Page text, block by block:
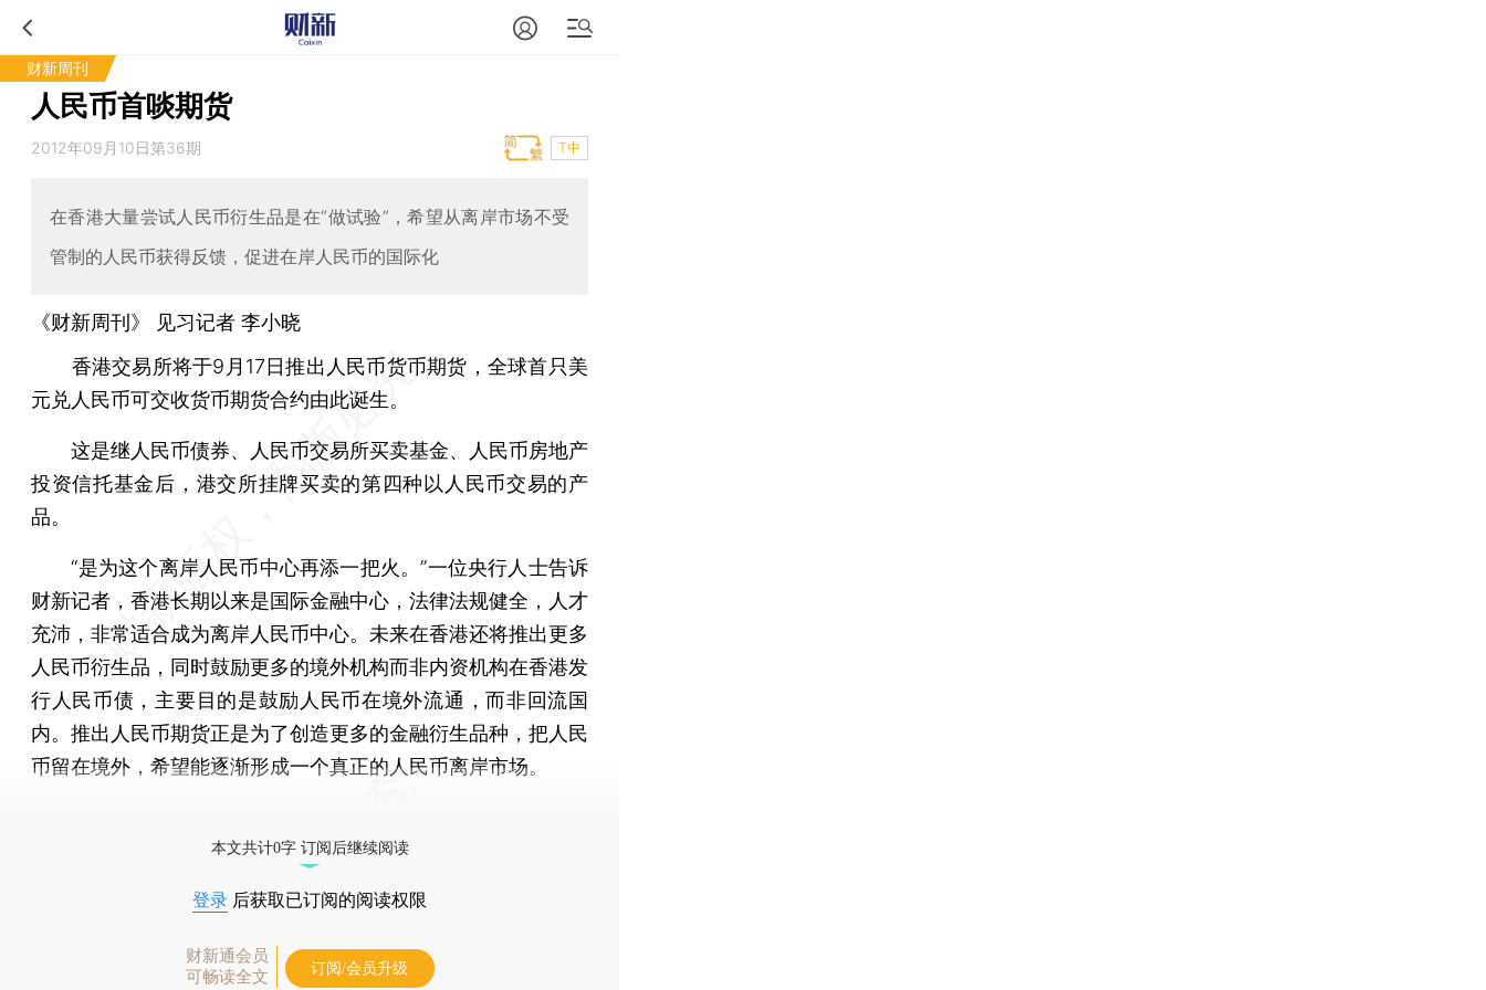
财新周刊
人民币首啖期货
2012年09月10日第36期 T中
在香港大量尝试人民币衍生品是在“做试验”，希望从离岸市场不受
管制的人民币获得反馈，促进在岸人民币的国际化
《财新周刊》 见习记者 李小晓
香港交易所将于9月17日推出人民币货币期货，全球首只美
元兑人民币可交收货币期货合约由此诞生。
这是继人民币债券、人民币交易所买卖基金、人民币房地产
投资信托基金后，港交所挂牌买卖的第四种以人民币交易的产
品。
“是为这个离岸人民币中心再添一把火。”一位央行人士告诉
财新记者，香港长期以来是国际金融中心，法律法规健全，人才
充沛，非常适合成为离岸人民币中心。未来在香港还将推出更多
人民币衍生品，同时鼓励更多的境外机构而非内资机构在香港发
行人民币债，主要目的是鼓励人民币在境外流通，而非回流国
内。推出人民币期货正是为了创造更多的金融衍生品种，把人民
币留在境外，希望能逐渐形成一个真正的人民币离岸市场。
本文共计0字 订阅后继续阅读
登录 后获取已订阅的阅读权限
财新通会员
可畅读全文
订阅/会员升级